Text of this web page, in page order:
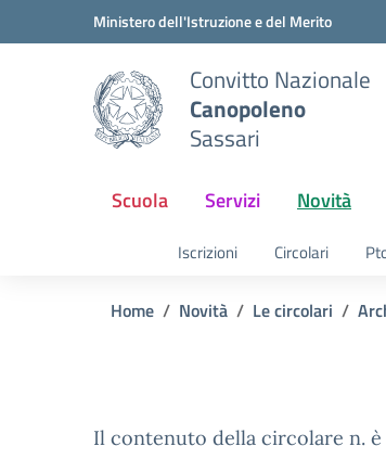
Vai ai contenuti
Vai al menu di navigazioneMinistero dell'Istruzione e del Merito
Convitto Nazionale
Canopoleno
Sassari
Scuola Servizi Novità
Iscrizioni Circolari
Home Novità Le circolari
Il contenuto della circolare n.